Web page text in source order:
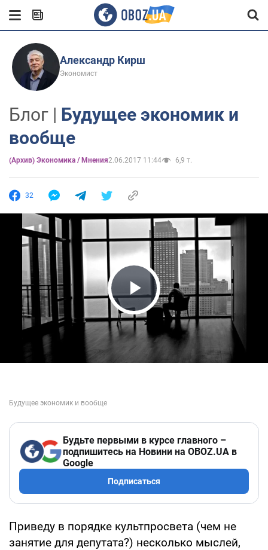
Александр Кирш
Экономист
Блог | Будущее экономик и
вообще
(Архив) Экономика / Мнения2.06.2017 11:44 6,9 т.
32
Play Video
Будьте первыми в курсе главного –
подпишитесь на Новини на OBOZ.UA в
Google
Подписаться
Приведу в порядке культпросвета (чем не
занятие для депутата?) несколько мыслей,